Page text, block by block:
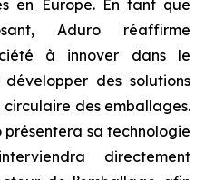
en Europe. En tant que
Aduro réaffirme
à innover dans le
des solutions
circulaire des emballages.
présentera sa technologie
directement